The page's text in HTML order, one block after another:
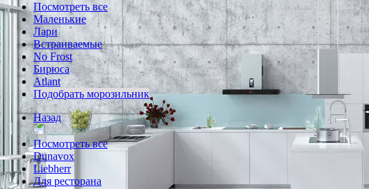
Посмотреть все
Маленькие
Лари
Встраиваемые
No Frost
Бирюса
Atlant
Подобрать морозильник
Назад
Посмотреть все
Dunavox
Liebherr
Для ресторана